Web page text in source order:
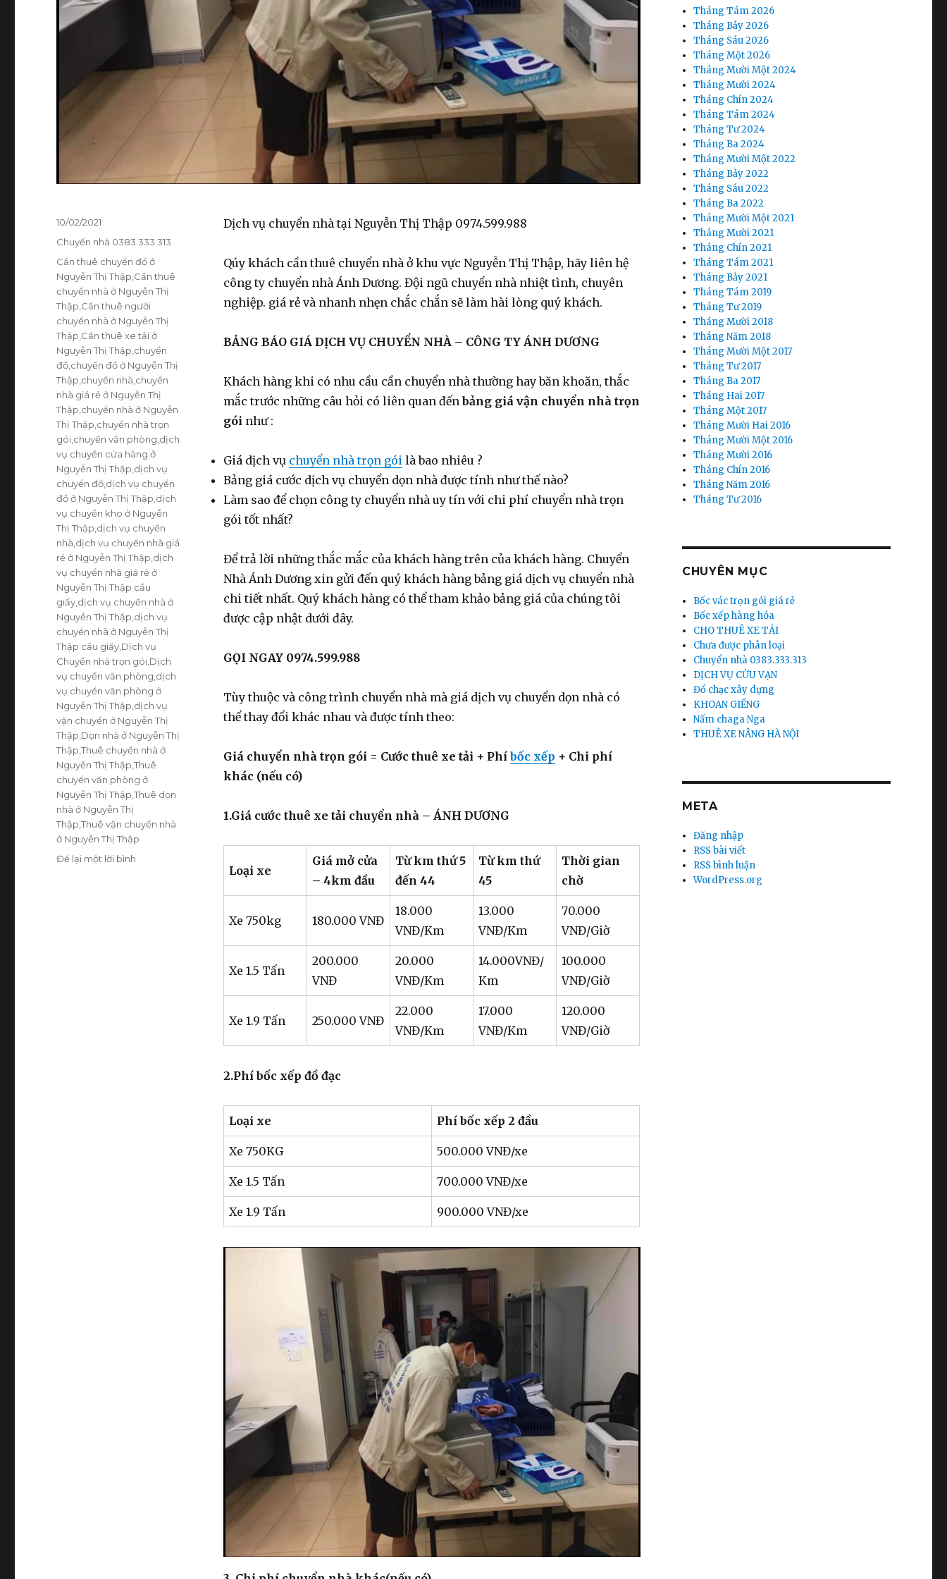
Dịch vụ chuyển nhà tại Nguyễn Thị Thập 0974.599.988
Qúy khách cần thuê chuyển nhà ở khu vực Nguyễn Thị Thập, hãy liên hệ
công ty chuyển nhà Ánh Dương. Đội ngũ chuyển nhà nhiệt tình, chuyên
nghiệp. giá rẻ và nhanh nhẹn chắc chắn sẽ làm hài lòng quý khách.
BẢNG BÁO GIÁ DỊCH VỤ CHUYỂN NHÀ – CÔNG TY ÁNH DƯƠNG
Khách hàng khi có nhu cầu cần chuyển nhà thường hay băn khoăn, thắc
mắc trước những câu hỏi có liên quan đếnbảng giá vận chuyển nhà trọn
gói như :
Giá dịch vụ chuyển nhà trọn gói là bao nhiêu ?
Bảng giá cước dịch vụ chuyển dọn nhà được tính như thế nào?
Làm sao để chọn công ty chuyển nhà uy tín với chi phí chuyển nhà trọn
gói tốt nhất?
Để trả lời những thắc mắc của khách hàng trên của khách hàng. Chuyển
Nhà Ánh Dương xin gửi đến quý khách hàng bảng giá dịch vụ chuyển nhà
chi tiết nhất. Quý khách hàng có thể tham khảo bảng giá của chúng tôi
được cập nhật dưới đây.
GỌI NGAY 0974.599.988
Tùy thuộc và công trình chuyển nhà mà giá dịch vụ chuyển dọn nhà có
thể thay đổi khác nhau và được tính theo:
Giá chuyển nhà trọn gói = Cước thuê xe tải + Phíbốc xếp + Chi phí
khác (nếu có)
1.Giá cước thuê xe tải chuyển nhà – ÁNH DƯƠNG
Loại xe
Giá mở cửa
– 4km đầu
Từ km thứ 5
đến 44
Từ km thứ
45
Thời gian
chờ
Xe 750kg 180.000 VNĐ
18.000
VNĐ/Km
13.000
VNĐ/Km
70.000
VNĐ/Giờ
Xe 1.5 Tấn
200.000
VNĐ
20.000
VNĐ/Km
14.000VNĐ/
Km
100.000
VNĐ/Giờ
Xe 1.9 Tấn 250.000 VNĐ
22.000
VNĐ/Km
17.000
VNĐ/Km
120.000
VNĐ/Giờ
2.Phí bốc xếp đồ đạc
Loại xe Phí bốc xếp 2 đầu
Xe 750KG 500.000 VNĐ/xe
Xe 1.5 Tấn 700.000 VNĐ/xe
Xe 1.9 Tấn 900.000 VNĐ/xe
Đăng
vào
ngày
10/02/2021
Danh
mục
Chuyển nhà 0383.333.313
Thẻ
Cần thuê chuyển đồ ở
Nguyễn Thị Thập Cần thuê
chuyển nhà ở Nguyễn Thị
Thập Cần thuê người
chuyền nhà ở Nguyễn Thị
Thập Cần thuê xe tải ở
Nguyễn Thị Thập chuyển
đồ chuyển đồ ở Nguyễn Thị
Thập chuyển nhà chuyển
nhà giá rẻ ở Nguyễn Thị
Thập chuyển nhà ở Nguyễn
Thị Thập chuyển nhà trọn
gói chuyển văn phòng dịch
vụ chuyển cửa hàng ở
Nguyễn Thị Thập dịch vụ
chuyển đồ dịch vụ chuyển
đồ ở Nguyễn Thị Thập dịch
vụ chuyển kho ở Nguyễn
Thị Thập dịch vụ chuyển
nhà dịch vụ chuyển nhà giá
rẻ ở Nguyễn Thị Thập dịch
vụ chuyển nhà giá rẻ ở
Nguyễn Thị Thập cầu
giấy dịch vụ chuyển nhà ở
Nguyễn Thị Thập dịch vụ
chuyển nhà ở Nguyễn Thị
Thập cầu giấy Dịch vụ
Chuyển nhà trọn gói Dịch
vụ chuyển văn phòng dịch
vụ chuyển văn phòng ở
Nguyễn Thị Thập dịch vụ
vận chuyển ở Nguyễn Thị
Thập Dọn nhà ở Nguyễn Thị
Thập ,Thuê chuyển nhà ở
Nguyễn Thị Thập ,Thuê
chuyển văn phòng ở
Nguyễn Thị Thập ,Thuê dọn
nhà ở Nguyễn Thị
Thập ,Thuê vận chuyển nhà
ở Nguyễn Thị Thập
Để lại một lời bình
Tháng Tám 2026
Tháng Bảy 2026
Tháng Sáu 2026
Tháng Một 2026
Tháng Mười Một 2024
Tháng Mười 2024
Tháng Chín 2024
Tháng Tám 2024
Tháng Tư 2024
Tháng Ba 2024
Tháng Mười Một 2022
Tháng Bảy 2022
Tháng Sáu 2022
Tháng Ba 2022
Tháng Mười Một 2021
Tháng Mười 2021
Tháng Chín 2021
Tháng Tám 2021
Tháng Bảy 2021
Tháng Tám 2019
Tháng Tư 2019
Tháng Mười 2018
Tháng Năm 2018
Tháng Mười Một 2017
Tháng Tư 2017
Tháng Ba 2017
Tháng Hai 2017
Tháng Một 2017
Tháng Mười Hai 2016
Tháng Mười Một 2016
Tháng Mười 2016
Tháng Chín 2016
Tháng Năm 2016
Tháng Tư 2016
CHUYÊN MỤC
Bốc vác trọn gói giá rẻ
Bốc xếp hàng hóa
CHO THUÊ XE TẢI
Chưa được phân loại
Chuyển nhà 0383.333.313
DỊCH VỤ CỬU VẠN
Đổ chạc xây dựng
KHOAN GIẾNG
Nấm chaga Nga
THUÊ XE NÂNG HÀ NỘI
META
Đăng nhập
RSS bài viết
RSS bình luận
WordPress.org